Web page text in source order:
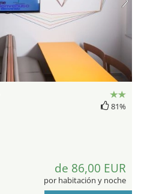
81%
de 86,00 EUR
por habitación y noche